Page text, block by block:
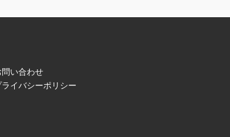
問い合わせ
ライバシーポリシー